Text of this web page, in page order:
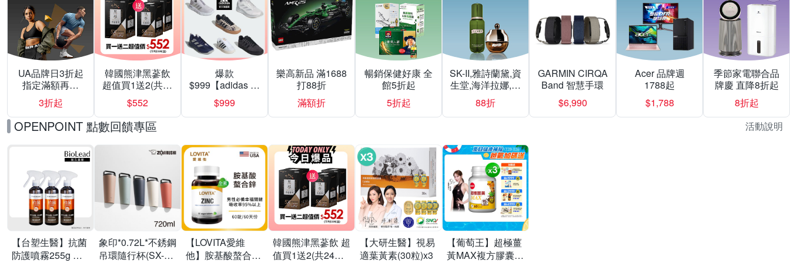
UA品牌日3折起
指定滿額再折
200
3折起
韓國熊津黑蔘飲
超值買1送2(共24
入組)
$552
爆款
$999【adidas 愛
迪達】男/女 精選
運動鞋休閒鞋 任
選均一價
$999
樂高新品 滿1688
打88折
滿額折
暢銷保健好康 全
館5折起
5折起
SK-II,雅詩蘭黛,資
生堂,海洋拉娜,赫
蓮娜▼結帳再折
88折
GARMIN CIRQA
Band 智慧手環
$6,990
Acer 品牌週
1788起
$1,788
季節家電聯合品
牌慶 直降8折起
8折起
OPENPOINT 點數回饋專區 活動說明
【台塑生醫】抗菌
防護噴霧255g 三
象印*0.72L*不銹鋼
吊環隨行杯(SX-
【LOVITA愛維
他】胺基酸螯合鋅
韓國熊津黑蔘飲 超
值買1送2(共24入
【大研生醫】視易
適葉黃素(30粒)x3
【葡萄王】超極薑
黃MAX複方膠囊